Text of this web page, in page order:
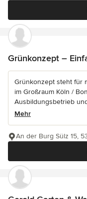
Grünkonzept –
Grünkonzept steht für
im Großraum Köln /
Ausbildungsbetrieb
Mehr
An der Burg Sülz 15,